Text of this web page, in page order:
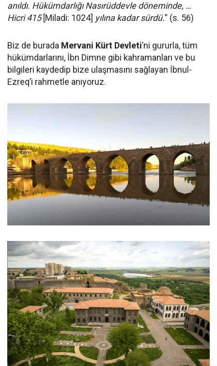
anıldı. Hükümdarlığı Nasırüddevle döneminde, …
Hicri 415[Miladi: 1024] yılına kadar sürdü.” (s. 56)
Biz de burada Mervani Kürt Devleti’ni gururla, tüm
hükümdarlarını, İbn Dimne gibi kahramanları ve bu
bilgileri kaydedip bize ulaşmasını sağlayan İbnul-
Ezreq’i rahmetle anıyoruz.